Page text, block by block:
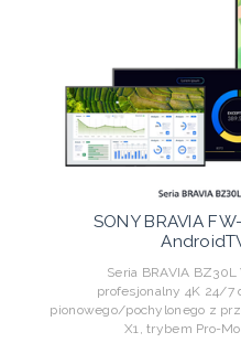
SONY BRAVIA
Seria BRAVIA BZ30L
profesjonalny 4K 24/7
pionowego/pochylonego z
X1, trybem Pro-